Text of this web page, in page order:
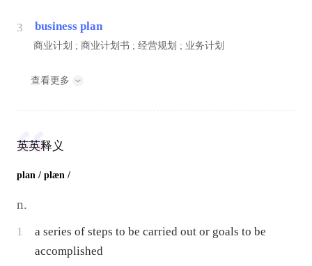
3 business plan
商业计划 ; 商业计划书 ; 经营规划 ; 业务计划
查看更多
英英释义
plan / plæn /
n.
1
a series of steps to be carried out or goals to be
accomplished